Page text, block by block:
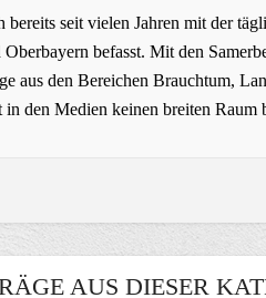
seit vielen Jahren mit der
Oberbayern befasst. Mit den
aus den Bereichen Brauchtum,
den Medien keinen breiten Raum
AUS DIESER